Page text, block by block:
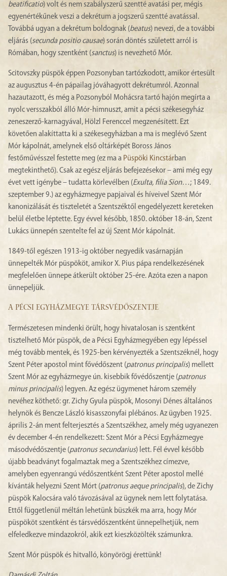
beatificatio) volt és nem szabályszerű szentté avatási per, mégis
egyenértékűnek veszi a dekrétum a jogszerű szentté avatással.
Továbbá ugyan a dekrétum boldognak (beatus) nevezi, de a további
eljárás (secunda positio causae) során döntés született arról is
Rómában, hogy szentként (sanctus) is nevezhető Mór.
Scitovszky püspök éppen Pozsonyban tartózkodott, amikor értesült
az augusztus 4-én pápailag jóváhagyott dekrétumról. Azonnal
hazautazott, és még a Pozsonyból Mohácsra tartó hajón megírta a
nyolc versszakból álló Mór-himnuszt, amit a pécsi székesegyház
zeneszerző-karnagyával, Hölzl Ferenccel megzenésített. Ezt
követően alakíttatta ki a székesegyházban a ma is meglévő Szent
Mór kápolnát, amelynek első oltárképét Boross János
festőművésszel festette meg (ez ma a Püspöki Kincstárban
megtekinthető). Csak az egész eljárás befejezésekor – ami még egy
évet vett igénybe – tudatta körlevélben (Exulta, filia Sion…; 1849.
szeptember 9.) az egyházmegye papjaival és híveivel Szent Mór
kanonizálását és tiszteletét a Szentszéktől engedélyezett kereteken
belül életbe léptette. Egy évvel később, 1850. október 18-án, Szent
Lukács ünnepén szentelte fel az új Szent Mór kápolnát.
1849-től egészen 1913-ig október negyedik vasárnapján
ünnepelték Mór püspököt, amikor X. Pius pápa rendelkezésének
megfelelően ünnepe átkerült október 25-ére. Azóta ezen a napon
ünnepeljük.
A PÉCSI EGYHÁZMEGYE TÁRSVÉDŐSZENTJE
Természetesen mindenki örült, hogy hivatalosan is szentként
tisztelhető Mór püspök, de a Pécsi Egyházmegyében egy lépéssel
még tovább mentek, és 1925-ben kérvényezték a Szentszéknél, hogy
Szent Péter apostol mint fővédőszent (patronus principalis) mellett
Szent Mór az egyházmegye ún. kisebbik fővédőszentje (patronus
minus principalis) legyen. Az egész ügymenet három személy
nevéhez köthető: gr. Zichy Gyula püspök, Mosonyi Dénes általános
helynök és Bencze László kisasszonyfai plébános. Az ügyben 1925.
április 2-án ment felterjesztés a Szentszékhez, amely még ugyanezen
év december 4-én rendelkezett: Szent Mór a Pécsi Egyházmegye
másodvédőszentje (patronus secundarius) lett. Fél évvel később
újabb beadványt fogalmaztak meg a Szentszékhez címezve,
amelyben egyenrangú védőszentként Szent Péter apostol mellé
kívánták helyezni Szent Mórt (patronus aeque principalis), de Zichy
püspök Kalocsára való távozásával az ügynek nem lett folytatása.
Ettől függetlenül méltán lehetünk büszkék ma arra, hogy Mór
püspököt szentként és társvédőszentként ünnepelhetjük, nem
elfeledkezve mindazokról, akik ezt kieszközölték számunkra.
Szent Mór püspök és hitvalló, könyörögj érettünk!